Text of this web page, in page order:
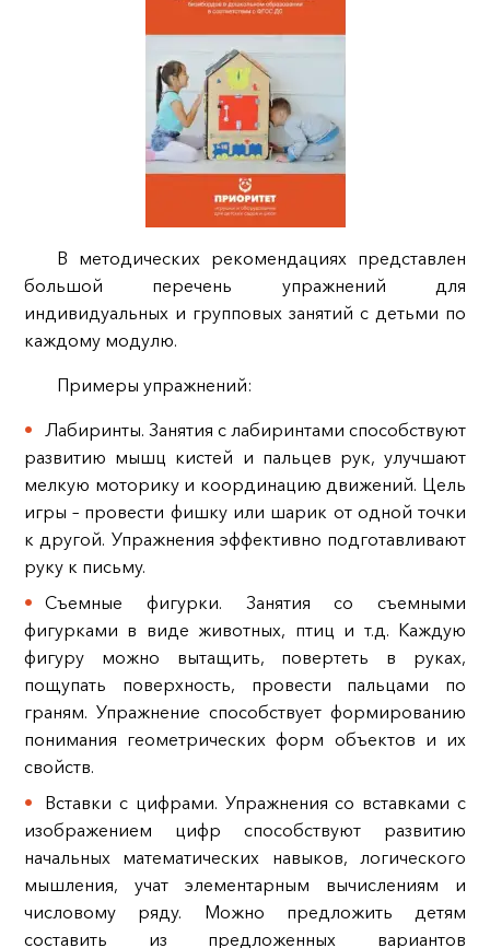
В методических рекомендациях представлен
большой перечень упражнений для
индивидуальных и групповых занятий с детьми по
каждому модулю.
Примеры упражнений:
Лабиринты. Занятия с лабиринтами способствуют
развитию мышц кистей и пальцев рук, улучшают
мелкую моторику и координацию движений. Цель
игры – провести фишку или шарик от одной точки
к другой. Упражнения эффективно подготавливают
руку к письму.
Съемные фигурки. Занятия со съемными
фигурками в виде животных, птиц и т.д. Каждую
фигуру можно вытащить, повертеть в руках,
пощупать поверхность, провести пальцами по
граням. Упражнение способствует формированию
понимания геометрических форм объектов и их
свойств.
Вставки с цифрами. Упражнения со вставками с
изображением цифр способствуют развитию
начальных математических навыков, логического
мышления, учат элементарным вычислениям и
числовому ряду. Можно предложить детям
составить из предложенных вариантов